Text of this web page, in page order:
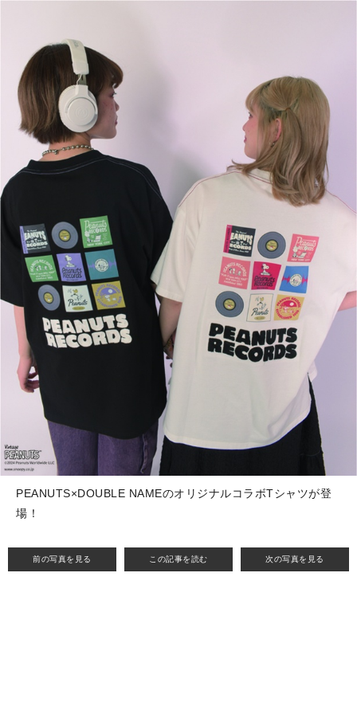
前の写真を見る この記事を読む 次の写真を見る
PEANUTS×DOUBLE NAMEのオリジナルコラボTシャツが登
場！